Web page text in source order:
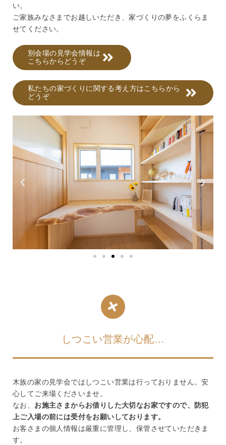
い。
ご家族みなさまでお越しいただき、家づくりの夢をふくらま
せてください。
別会場の見学会情報は
こちらからどうぞ
私たちの家づくりに関する考え方はこちらから
どうぞ
しつこい営業が心配…
木族の家の見学会ではしつこい営業は行っておりません。安
心してご来場くださいませ。
なお、 お施主さまからお借りした大切なお家ですので、防犯
上ご入場の前には受付をお願いしております。
お客さまの個人情報は厳重に管理し、保管させていただきま
す。